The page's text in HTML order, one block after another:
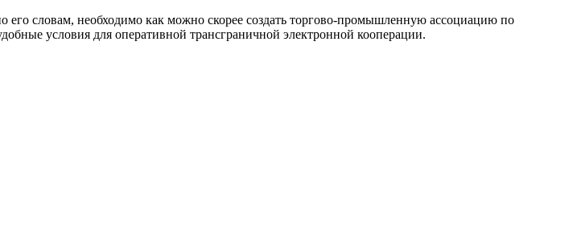
словам, необходимо как можно скорее создать торгово-промышленную ассоциацию по
условия для оперативной трансграничной электронной кооперации.